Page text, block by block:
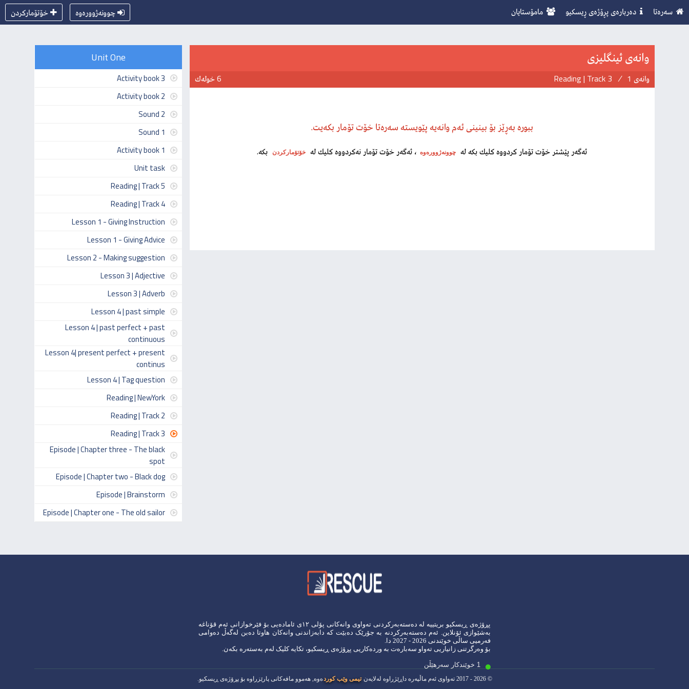
سەرەتا دەربارەی پڕۆژەی ڕیسكیو مامۆستایان چوونەژوورەوە خۆتۆماركردن
وانەی ئینگلیزی
وانەی 1 /
Reading | Track 3 6 خولەك
ببورە بەڕێز بۆ بینینی ئەم وانەیە پێویستە سەرەتا خۆت تۆمار بكەیت.
ئەگەر پێشتر خۆت تۆمار كردووە كلیك بكە لە چوونەژوورەوە ، ئەگەر خۆت تۆمار نەكردووە كلیك لە خۆتۆماركردن بكە.
Unit One
Activity book 3
Activity book 2
Sound 2
Sound 1
Activity book 1
Unit task
Reading | Track 5
Reading | Track 4
Lesson 1 - Giving Instruction
Lesson 1 - Giving Advice
Lesson 2 - Making suggestion
Lesson 3 | Adjective
Lesson 3 | Adverb
Lesson 4 | past simple
Lesson 4 | past perfect + past
continuous
Lesson 4| present perfect + present
continus
Lesson 4 | Tag question
Reading | NewYork
Reading | Track 2
Reading | Track 3
Episode | Chapter three - The black
spot
Episode | Chapter two - Black dog
Episode | Brainstorm
Episode | Chapter one - The old sailor
پڕۆژەی ڕیسکیو بریتییە لە دەستەبەرکردنی تەواوی وانەکانی پۆلی ١٢ی ئامادەیی بۆ فێرخوازانی ئەم قۆناغە
بەشێوازی ئۆنلاین. ئەم دەستەبەرکردنە بە جۆرێک دەبێت کە دابەزاندنی وانەکان هاوتا دەبن لەگەڵ دەوامی
فەرمیی ساڵی خوێندنی 2026 - 2027 دا.
بۆ وەرگرتنی زانیاریی تەواو سەبارەت بە وردەکاریی پڕۆژەی ڕیسکیو، تکایە کلیک لەم بەستەرە بکەن.
1 خوێندكار سەرهێڵن
2017 - 2026 © تەواوی ئەم ماڵپەرە داڕێژراوە لەلایەنتیمی وێب كوردەوە, هەموو مافەكانی پارێزراوە بۆ پڕۆژەی ڕیسكیو.